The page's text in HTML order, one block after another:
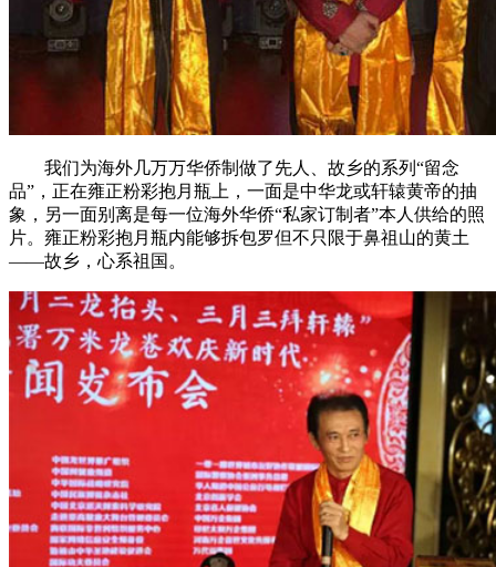
我们为海外几万万华侨制做了先人、故乡的系列“留念
品”，正在雍正粉彩抱月瓶上，一面是中华龙或轩辕黄帝的抽
象，另一面别离是每一位海外华侨“私家订制者”本人供给的照
片。雍正粉彩抱月瓶内能够拆包罗但不只限于鼻祖山的黄土
——故乡，心系祖国。